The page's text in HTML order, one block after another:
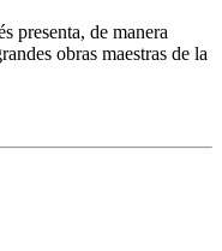
presenta, de manera
obras maestras de la